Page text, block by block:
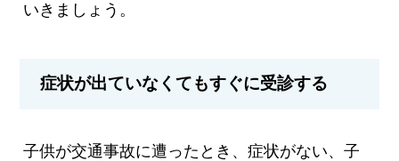
いきましょう。
症状が出ていなくてもすぐに受診する
子供が交通事故に遭ったとき、症状がない、子